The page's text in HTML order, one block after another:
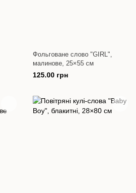
Фольговане слово "GIRL",
малинове, 25×55 см
125.00 грн